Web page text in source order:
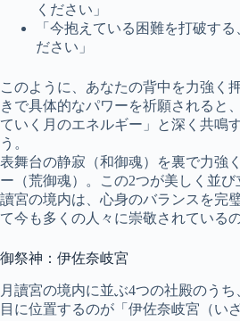
ください」
「今抱えている困難を打破す
ださい」
このように、あなたの背中を力強く
きで具体的なパワーを祈願されると
ていく月のエネルギー」と深く共鳴
う。
表舞台の静寂（和御魂）を裏で力強
ー（荒御魂）。この2つが美しく並
讀宮の境内は、心身のバランスを完
て今も多くの人々に崇敬されているの
御祭神：伊佐奈岐宮
月讀宮の境内に並ぶ4つの社殿のう
目に位置するのが「伊佐奈岐宮（い